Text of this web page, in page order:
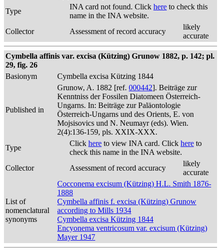
Type
INA card not found. Click here to check this
name in the INA website.
Collector
Assessment of record accuracy
likely
accurate
Cymbella affinis var. excisa (Kützing) Grunow 1882, p. 142; pl.
29, fig. 26
Basionym
Cymbella excisa Kützing 1844
Published in
Grunow, A. 1882 [ref. 000442]. Beiträge zur
Kenntniss der Fossilen Diatomeen Österreich-
Ungarns. In: Beiträge zur Paläontologie
Österreich-Ungarns und des Orients, E. von
Mojsisovics und N. Neumayr (eds). Wien.
2(4):136-159, pls. XXIX-XXX.
Type
Click here to view INA card. Click here to
check this name in the INA website.
Collector
Assessment of record accuracy
likely
accurate
List of
nomenclatural
synonyms
Cocconema excisum (Kützing) H.L. Smith 1876-
1888
Cymbella affinis f. excisa (Kützing) Grunow
according to Mills 1934
Cymbella excisa Kützing 1844
Encyonema ventricosum var. excisum (Kützing)
Mayer 1947